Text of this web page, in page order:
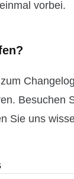
vorbei.
Besuchen
Sie uns